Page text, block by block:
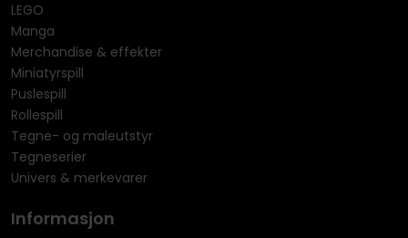
LEGO
Manga
Merchandise & effekter
Miniatyrspill
Puslespill
Rollespill
Tegne- og maleutstyr
Tegneserier
Univers & merkevarer
Informasjon